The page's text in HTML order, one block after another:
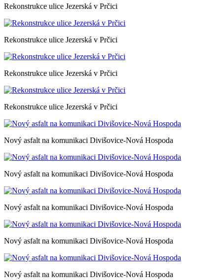
Rekonstrukce ulice Jezerská v Prčici
Rekonstrukce ulice Jezerská v Prčici
Rekonstrukce ulice Jezerská v Prčici
Rekonstrukce ulice Jezerská v Prčici
Nový asfalt na komunikaci Divišovice-Nová Hospoda
Nový asfalt na komunikaci Divišovice-Nová Hospoda
Nový asfalt na komunikaci Divišovice-Nová Hospoda
Nový asfalt na komunikaci Divišovice-Nová Hospoda
Nový asfalt na komunikaci Divišovice-Nová Hospoda